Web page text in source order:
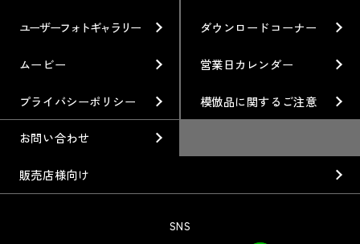
ブランド紹介
ホイール情報
カスタムオーダープラン
オプション・グッズ
廃番製品
Gymkhana
DIRT TRIAL
SUPER GT
Rally
GR86/BRZ Cup
クオリティー
デザイン
フィロソフィー
経営理念
私たちのあるべき姿
工場概要
会社沿革
ユーザーフォトギャラリー ダウンロードコーナー
ムービー 営業日カレンダー
プライバシーポリシー 模倣品に関するご注意
お問い合わせ
販売店様向け
SNS